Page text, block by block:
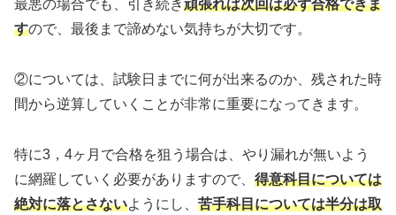
最悪の場合でも、引き続き頑張れば次回は必ず合格できま
すので、最後まで諦めない気持ちが大切です。
②については、試験日までに何が出来るのか、残された時
間から逆算していくことが非常に重要になってきます。
特に3，4ヶ月で合格を狙う場合は、やり漏れが無いよう
に網羅していく必要がありますので、 得意科目については
絶対に落とさないようにし、 苦手科目については半分は取